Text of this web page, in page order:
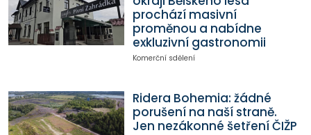
prochází masivní
proměnou a nabídne
exkluzivní gastronomii
Komerční sdělení
Ridera Bohemia: žádné
porušení na naší straně.
Jen nezákonné šetření ČIŽP